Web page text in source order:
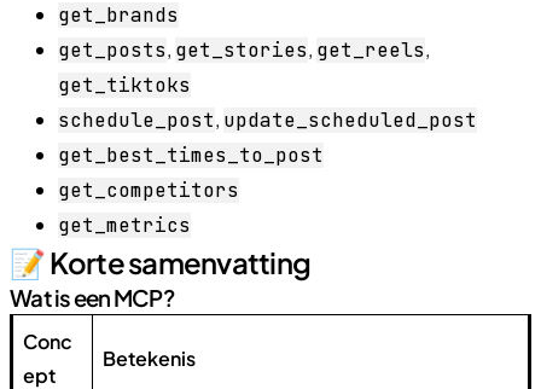
get_brands
get_posts, get_stories, get_reels,
get_tiktoks
schedule_post, update_scheduled_post
get_best_times_to_post
get_competitors
get_metrics
📝 Korte samenvatting
Wat is een MCP?
Conc
ept
Betekenis